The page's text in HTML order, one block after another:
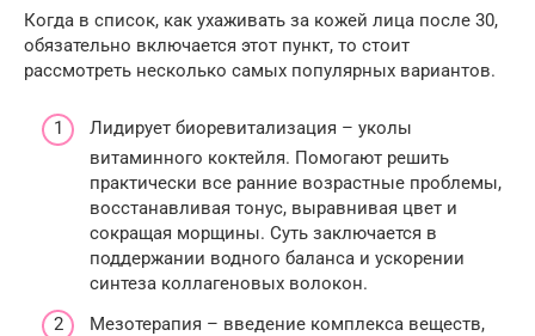
Когда в список, как ухаживать за кожей лица после 30,
обязательно включается этот пункт, то стоит
рассмотреть несколько самых популярных вариантов.
Лидирует биоревитализация – уколы
витаминного коктейля. Помогают решить
практически все ранние возрастные проблемы,
восстанавливая тонус, выравнивая цвет и
сокращая морщины. Суть заключается в
поддержании водного баланса и ускорении
синтеза коллагеновых волокон.
Мезотерапия – введение комплекса веществ,